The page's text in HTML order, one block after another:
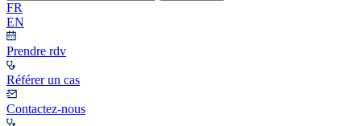
FR
EN
Prendre rdv
Référer un cas
Contactez-nous